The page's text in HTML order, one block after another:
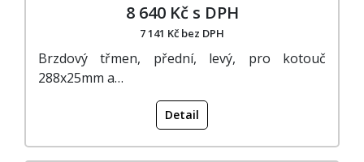
8 640 Kč s DPH
7 141 Kč bez DPH
Brzdový třmen, přední, levý, pro kotouč
288x25mm a…
Detail